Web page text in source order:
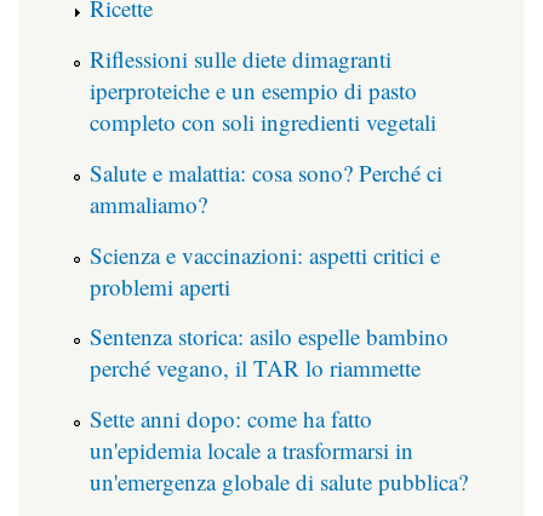
Ricette
Riflessioni sulle diete dimagranti
iperproteiche e un esempio di pasto
completo con soli ingredienti vegetali
Salute e malattia: cosa sono? Perché ci
ammaliamo?
Scienza e vaccinazioni: aspetti critici e
problemi aperti
Sentenza storica: asilo espelle bambino
perché vegano, il TAR lo riammette
Sette anni dopo: come ha fatto
un'epidemia locale a trasformarsi in
un'emergenza globale di salute pubblica?